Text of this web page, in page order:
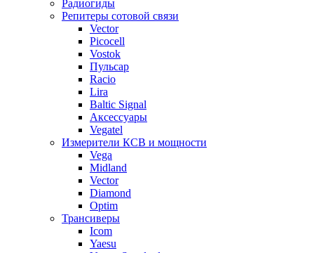
Радиогиды
Репитеры сотовой связи
Vector
Picocell
Vostok
Пульсар
Racio
Lira
Baltic Signal
Аксессуары
Vegatel
Измерители КСВ и мощности
Vega
Midland
Vector
Diamond
Optim
Трансиверы
Icom
Yaesu